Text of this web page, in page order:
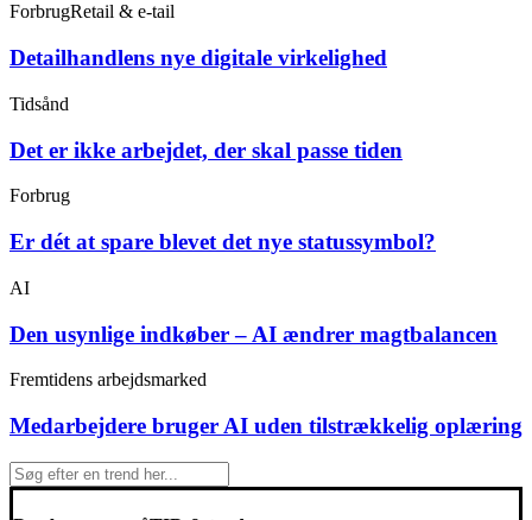
ForbrugRetail & e-tail
Detailhandlens nye digitale virkelighed
Tidsånd
Det er ikke arbejdet, der skal passe tiden
Forbrug
Er dét at spare blevet det nye statussymbol?
AI
Den usynlige indkøber – AI ændrer magtbalancen
Fremtidens arbejdsmarked
Medarbejdere bruger AI uden tilstrækkelig oplæring